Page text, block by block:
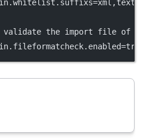
validate the import file of